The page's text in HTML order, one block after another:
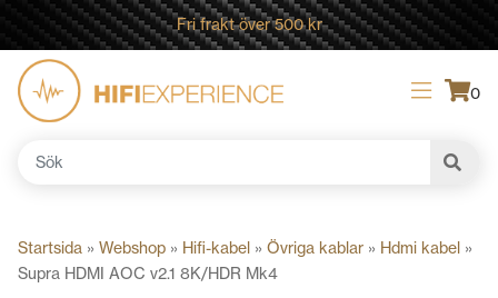
Fri frakt över 500 kr
0
Sök
Startsida » Webshop » Hifi-kabel » Övriga kablar » Hdmi kabel »
Supra HDMI AOC v2.1 8K/HDR Mk4